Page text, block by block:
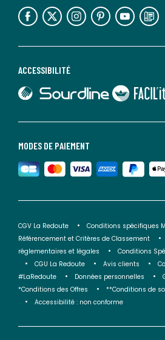
MODES DE PAIEMENT
ACCESSIBILITÉ
lien vers Sourdline
lien vers Faciliti
lien vers l'espace réseaux sociaux lien vers l'espace réseaux sociaux lien vers l'espace réseaux sociaux lien vers l'espace réseaux sociaux lien vers l'espace réseaux sociaux lien vers le blog la redoute
CGV La Redoute
Conditions spécifiques
Référencement et Critères de Classement
réglementaires et légales
Conditions
CGU La Redoute
Avis clients
#LaRedoute
Données personnelles
*Conditions des Offres
**Conditions de
Accessibilité : non conforme